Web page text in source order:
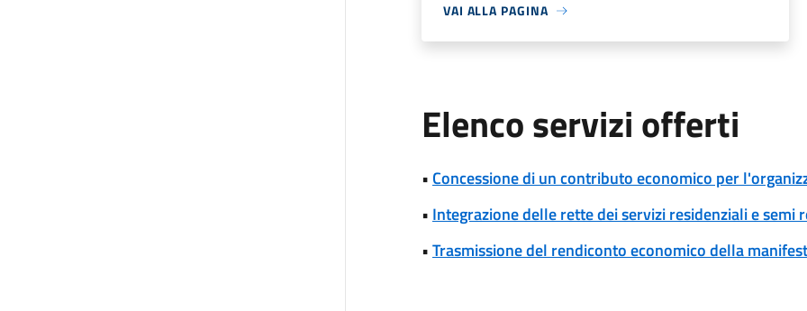
VAI ALLA PAGINA
Elenco servizi offerti
• Concessione di un contributo economico per
• Integrazione delle rette dei servizi residenziali e semi
•Trasmissione del rendiconto economico della